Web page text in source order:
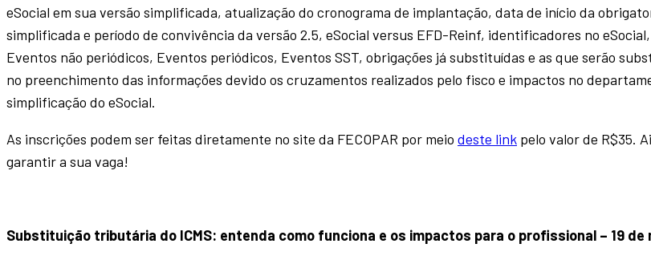
eSocial em sua versão simplificada, atualização do cronograma de implantação, data de início da
simplificada e período de convivência da versão 2.5, eSocial versus EFD-Reinf, identificadores no
Eventos não periódicos, Eventos periódicos, Eventos SST, obrigações já substituídas e as que serão
no preenchimento das informações devido os cruzamentos realizados pelo fisco e impactos no
simplificação do eSocial.
As inscrições podem ser feitas diretamente no site da FECOPAR por meio deste link pelo valor de R$35.
garantir a sua vaga!
Substituição tributária do ICMS: entenda como funciona e os impactos para o profissional – 19 de